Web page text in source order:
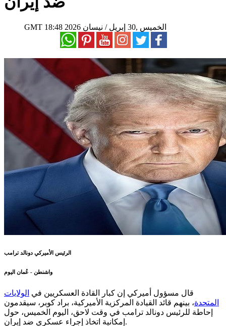
GMT 18:48 2026 الخميس ,30 إبريل / نيسان
الرئيس الأميركي دونالد ترامب
واشنطن - عُمان اليوم
قال مسؤول أميركي إن كبار القادة العسكريين في الولايات
المتحدة، بينهم قائد القيادة المركزية الأميركية، براد كوبر، سيقدمون
إحاطة للرئيس دونالد ترامب في وقت لاحق، اليوم الخميس، حول
إمكانية اتخاذ إجراء عسكري ضد إيران.